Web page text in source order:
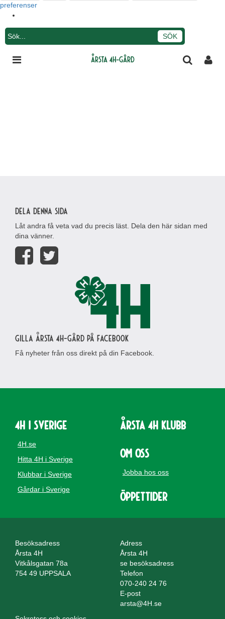
preferenser
Årsta 4H-gård
Dela denna sida
Låt andra få veta vad du precis läst. Dela den här sidan med
dina vänner.
Gilla Årsta 4H-gård på Facebook
Få nyheter från oss direkt på din Facebook.
4H i Sverige
4H.se
Hitta 4H i Sverige
Klubbar i Sverige
Gårdar i Sverige
Årsta 4H Klubb
Om oss
Jobba hos oss
Öppettider
Besöksadress
Årsta 4H
Vitkålsgatan 78a
754 49 UPPSALA
Adress
Årsta 4H
se besöksadress
Telefon
070-240 24 76
E-post
arsta@4H.se